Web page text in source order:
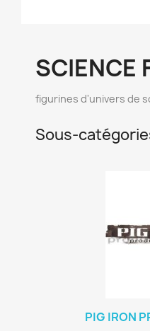
SCIENCE
figurines d'univers de
Sous-
PIG IRON